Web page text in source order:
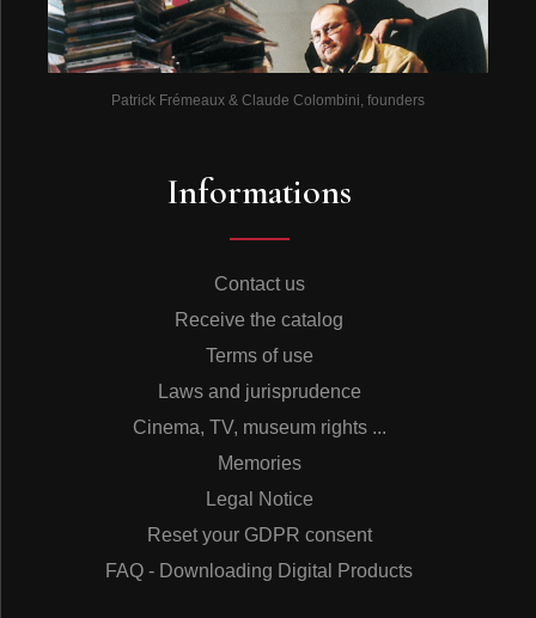
Patrick Frémeaux & Claude Colombini, founders
Informations
Contact us
Receive the catalog
Terms of use
Laws and jurisprudence
Cinema, TV, museum rights ...
Memories
Legal Notice
Reset your GDPR consent
FAQ - Downloading Digital Products